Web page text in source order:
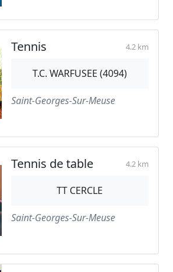
Tennis 4.2 km
T.C. WARFUSEE (4094)
Saint-Georges-Sur-Meuse
Tennis de table 4.2 km
TT CERCLE
Saint-Georges-Sur-Meuse